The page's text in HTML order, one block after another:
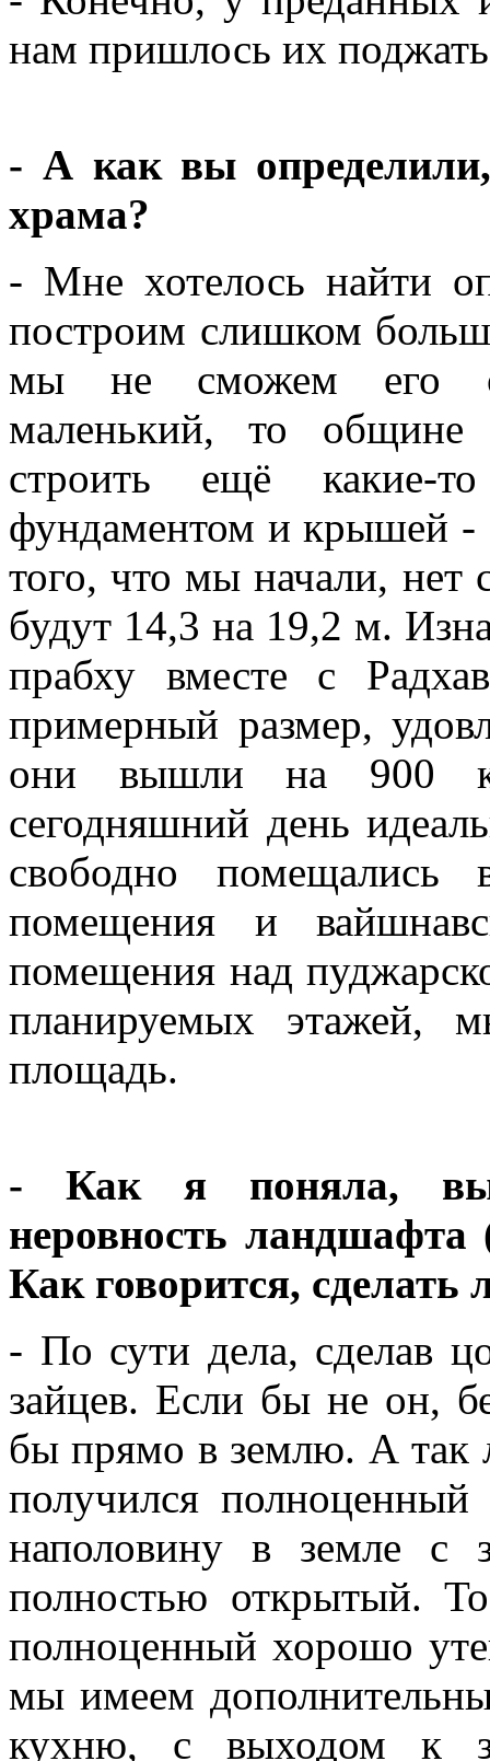
нам пришлось их
- А как вы
храма?
- Мне хотелось найти
построим слишком
мы не сможем его
маленький, то общине
строить ещё какие-
фундаментом и крышей -
того, что мы начали, нет
будут 14,3 на 19,2 м.
прабху вместе с
примерный размер,
они вышли на 900
сегодняшний день
свободно помещались
помещения и
помещения над
планируемых
площадь.
- Как я поняла, вы
неровность
Как говорится, сделать
- По сути дела, сделав
зайцев. Если бы не он,
бы прямо в землю. А так
получился
наполовину в земле с
полностью открытый.
полноценный хорошо
мы имеем
кухню, с выходом к